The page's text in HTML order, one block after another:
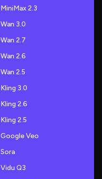
MiniMax 2.3
Wan 3.0
Wan 2.7
Wan 2.6
Wan 2.5
Kling 3.0
Kling 2.6
Kling 2.5
Google Veo
Sora
Vidu Q3